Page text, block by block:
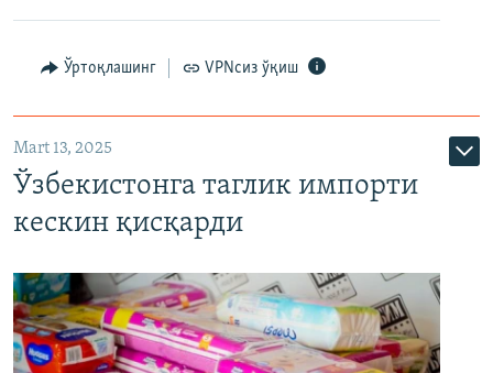
Ўртоқлашинг VPNсиз ўқиш
Mart 13, 2025
Ўзбекистонга таглик импорти
кескин қисқарди